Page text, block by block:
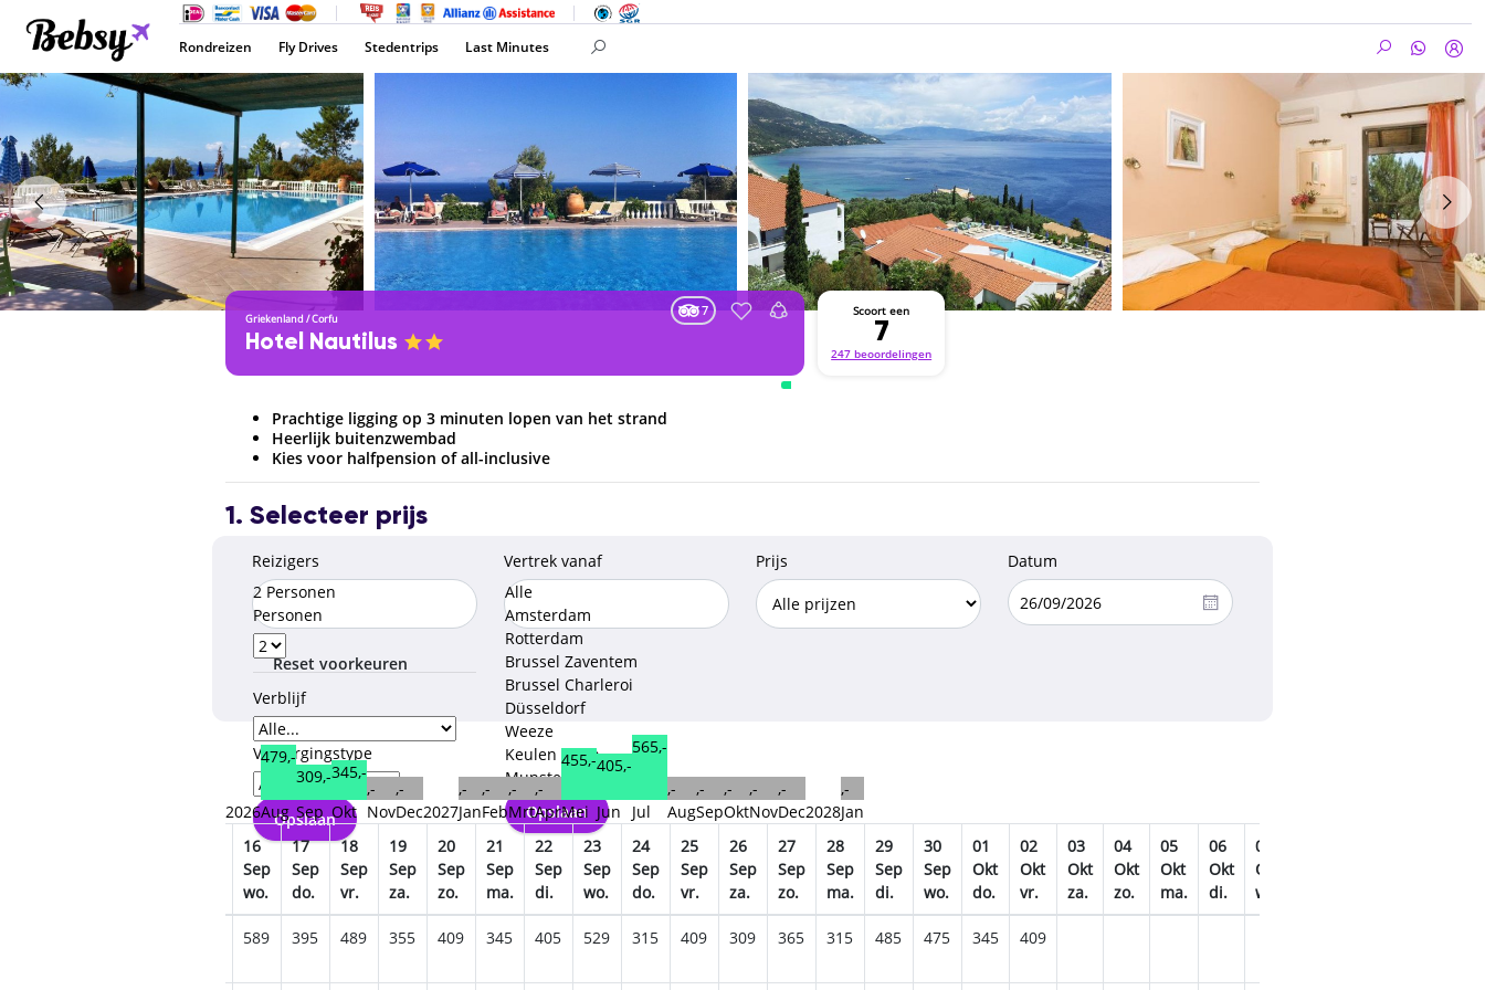
Rondreizen Fly Drives Stedentrips Last Minutes
Griekenland /Corfu
7
Hotel Nautilus
Scoort een
7
247 beoordelingen
Prachtige ligging op 3 minuten lopen van het strand
Heerlijk buitenzwembad
Kies voor halfpension of all-inclusive
1. Selecteer prijs
Reizigers
2 Personen
Personen
Verblijf
Verzorgingstype
Opslaan
Vertrek vanaf
Alle
Amsterdam
Rotterdam
Brussel Zaventem
Brussel Charleroi
Düsseldorf
Weeze
Keulen Bonn
Munster-Osnabruck
Opslaan
Prijs Datum
Reset voorkeuren
2026
479,-
Aug
309,-
Sep
345,-
Okt
,-
Nov
,-
Dec2027
,-
Jan
,-
Feb
,-
Mrt
,-
Apr
455,-
Mei
405,-
Jun
565,-
Jul
,-
Aug
,-
Sep
,-
Okt
,-
Nov
,-
Dec2028
,-
Jan
16
Sep
wo.
17
Sep
do.
18
Sep
vr.
19
Sep
za.
20
Sep
zo.
21
Sep
ma.
22
Sep
di.
23
Sep
wo.
24
Sep
do.
25
Sep
vr.
26
Sep
za.
27
Sep
zo.
28
Sep
ma.
29
Sep
di.
30
Sep
wo.
01
Okt
do.
02
Okt
vr.
03
Okt
za.
04
Okt
zo.
05
Okt
ma.
06
Okt
di.
07
Okt
wo.
589 395 489 355 409 345 405 529 315 409 309 365 315 485 475 345 409